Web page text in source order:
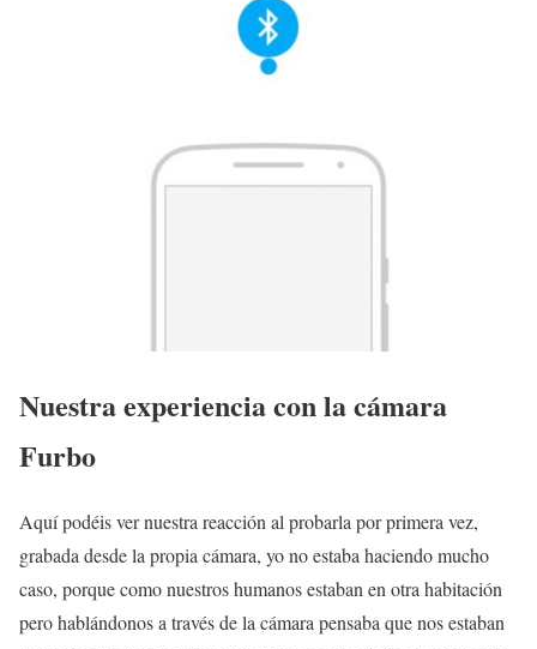
Nuestra experiencia con la cámara
Furbo
Aquí podéis ver nuestra reacción al probarla por primera vez,
grabada desde la propia cámara, yo no estaba haciendo mucho
caso, porque como nuestros humanos estaban en otra habitación
pero hablándonos a través de la cámara pensaba que nos estaban